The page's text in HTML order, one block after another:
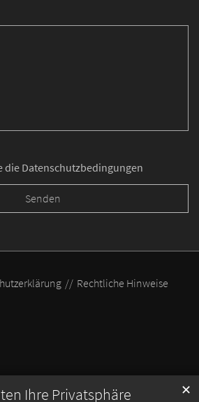
Ihre Privatsphäre ✕
die Datenschutzbedingungen
Rechtliche Hinweise